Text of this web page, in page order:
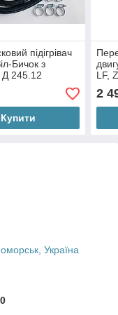
підігрівач
Бичок з
Д 245.12
М, 2кВт
Купити
LF,
1,5
2
Україна